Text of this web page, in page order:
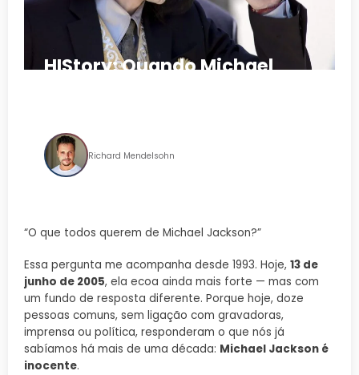
HIStory: Quando Michael
Richard Mendelsohn
“O que todos querem de Michael Jackson?”
Essa pergunta me acompanha desde 1993. Hoje, 13 de
junho de 2005, ela ecoa ainda mais forte — mas com
um fundo de resposta diferente. Porque hoje, doze
pessoas comuns, sem ligação com gravadoras,
imprensa ou política, responderam o que nós já
sabíamos há mais de uma década: Michael Jackson é
inocente.